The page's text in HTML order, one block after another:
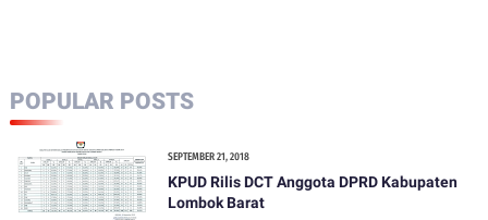
POPULAR POSTS
SEPTEMBER 21, 2018
KPUD Rilis DCT Anggota DPRD Kabupaten
Lombok Barat